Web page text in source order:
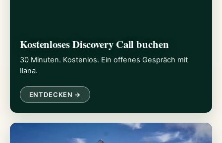
Kostenloses Discovery Call buchen
30 Minuten. Kostenlos. Ein offenes Gespräch mit
Ilana.
ENTDECKEN →